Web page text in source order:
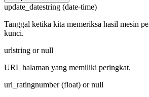
update_datestring (date-time)
Tanggal ketika kita memeriksa hasil mesin
kunci.
urlstring or null
URL halaman yang memiliki peringkat.
url_ratingnumber (float) or null